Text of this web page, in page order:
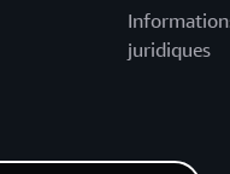
juridiques